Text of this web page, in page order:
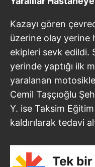
Kazayı gören
üzerine olay yerine
ekipleri sevk edildi.
yerinde yaptığı ilk
yaralanan
Cemil Taşçıoğlu
Y. ise Taksim
kaldırılarak tedavi